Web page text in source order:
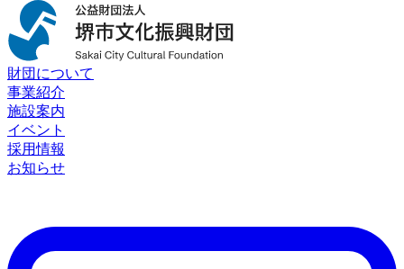
財団について
事業紹介
施設案内
イベント
採用情報
お知らせ